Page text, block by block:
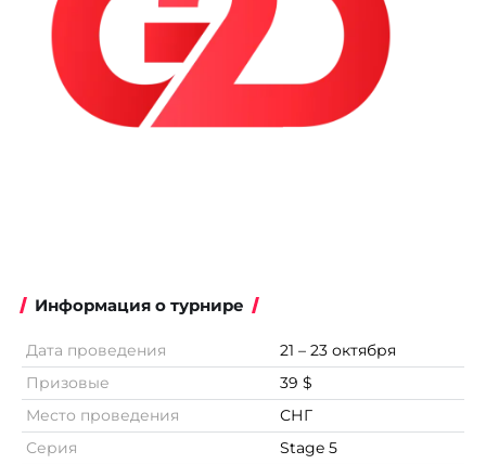
Информация о турнире
Дата проведения
21 – 23 октября
Призовые
39 $
Место проведения
СНГ
Серия
Stage 5